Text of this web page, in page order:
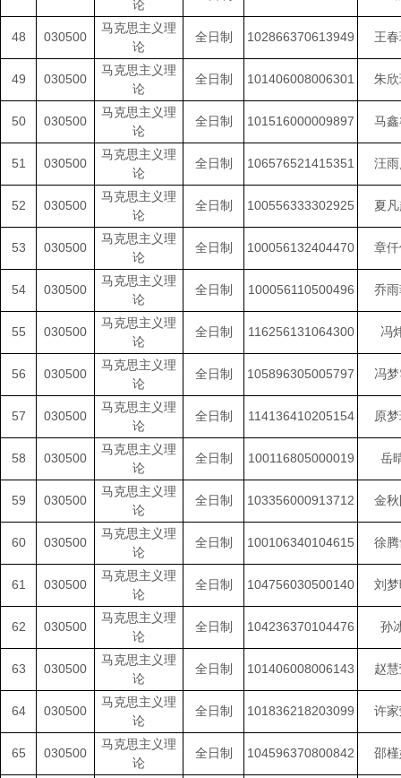
论
48 030500
马克思主义理
论
全日制 102866370613949 王
49 030500
马克思主义理
论
全日制 101406008006301 朱
50 030500
马克思主义理
论
全日制 101516000009897 马
51 030500
马克思主义理
论
全日制 106576521415351 汪
52 030500
马克思主义理
论
全日制 100556333302925 夏
53 030500
马克思主义理
论
全日制 100056132404470 章
54 030500
马克思主义理
论
全日制 100056110500496 乔
55 030500
马克思主义理
论
全日制 116256131064300 冯
56 030500
马克思主义理
论
全日制 105896305005797 冯
57 030500
马克思主义理
论
全日制 114136410205154 原
58 030500
马克思主义理
论
全日制 100116805000019 岳
59 030500
马克思主义理
论
全日制 103356000913712 金
60 030500
马克思主义理
论
全日制 100106340104615 徐
61 030500
马克思主义理
论
全日制 104756030500140 刘
62 030500
马克思主义理
论
全日制 104236370104476 孙
63 030500
马克思主义理
论
全日制 101406008006143 赵
64 030500
马克思主义理
论
全日制 101836218203099 许
65 030500
马克思主义理
论
全日制 104596370800842 邵